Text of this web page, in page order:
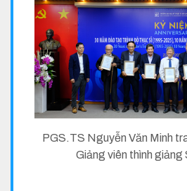
PGS.TS Nguyễn Văn Minh
Giảng viên thình giảng